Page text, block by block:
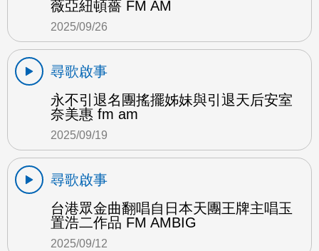
薇亞紐頓薔 FM AM
2025/09/26
尋歌啟事
永不引退名團搖擺姊妹與引退天后安室
奈美惠 fm am
2025/09/19
尋歌啟事
台港眾金曲翻唱自日本天團王牌主唱玉
置浩二作品 FM AMBIG
2025/09/12